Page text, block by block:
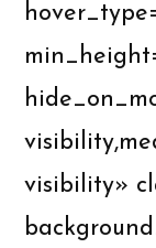
visibility»